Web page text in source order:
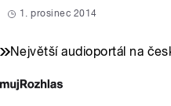
1. prosinec 2014
Největší audioportál na